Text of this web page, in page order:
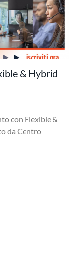
& Hybrid
con Flexible &
da Centro